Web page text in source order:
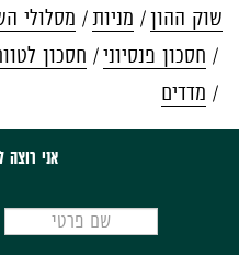
שוק ההון
מניות מסלולי
חסכון פנסיוני
חסכון
מדדים
אני רוצה